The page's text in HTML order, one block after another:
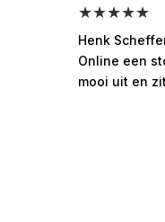
★★★★★
Henk
Online een
mooi uit en